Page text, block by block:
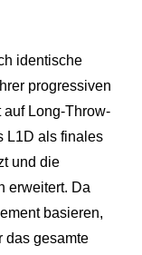
identische
progressiven
auf Long-Throw-
L1D als finales
und die
erweitert. Da
basieren,
das gesamte